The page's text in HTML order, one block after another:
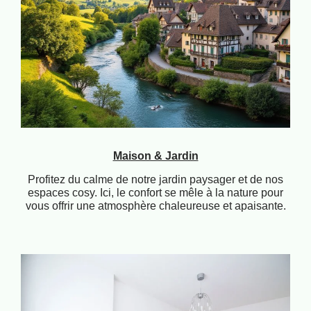
Maison & Jardin
Profitez du calme de notre jardin paysager et de nos
espaces cosy. Ici, le confort se mêle à la nature pour
vous offrir une atmosphère chaleureuse et apaisante.